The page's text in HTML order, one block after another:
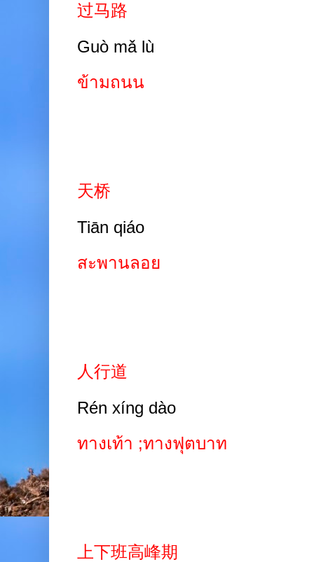
过马路
Guò mǎ lù
ข้ามถนน
天桥
Tiān qiáo
สะพานลอย
人行道
Rén xíng dào
ทางเท้า ;ทางฟุตบาท
上下班高峰期